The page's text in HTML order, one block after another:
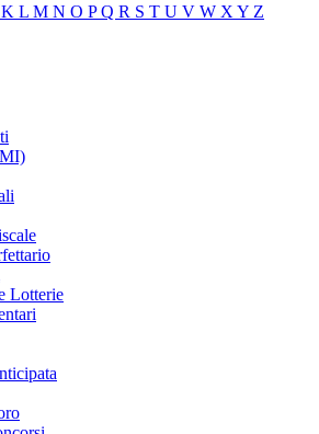
K L M N O PQ R S T U V W X Y Z
Lotterie